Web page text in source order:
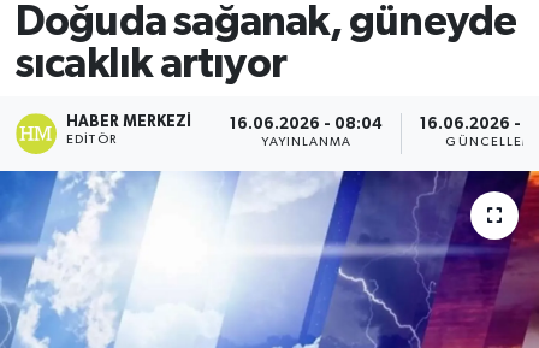
Doğuda sağanak, güneyde
sıcaklık artıyor
HABER MERKEZI
EDITÖR
16.06.2026 - 08:04
YAYINLANMA
16.06.2026 -
Süper Lig Puan Durumu ve Fikstür
Tüm Manşetler
Son Dakika Haberleri
Haber Arşivi